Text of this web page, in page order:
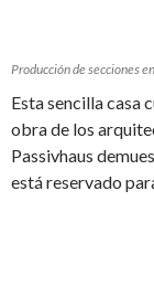
Producción de secciones
Esta sencilla casa
obra de los
Passivhaus
está reservado